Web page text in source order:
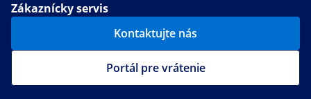
Zákaznícky servis
Kontaktujte nás
Portál pre vrátenie